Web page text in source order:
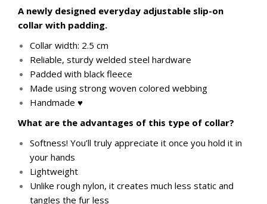
A newly designed everyday adjustable slip-on
collar with padding.
Collar width: 2.5 cm
Reliable, sturdy welded steel hardware
Padded with black fleece
Made using strong woven colored webbing
Handmade ♥
What are the advantages of this type of collar?
Softness! You’ll truly appreciate it once you hold it in
your hands
Lightweight
Unlike rough nylon, it creates much less static and
tangles the fur less